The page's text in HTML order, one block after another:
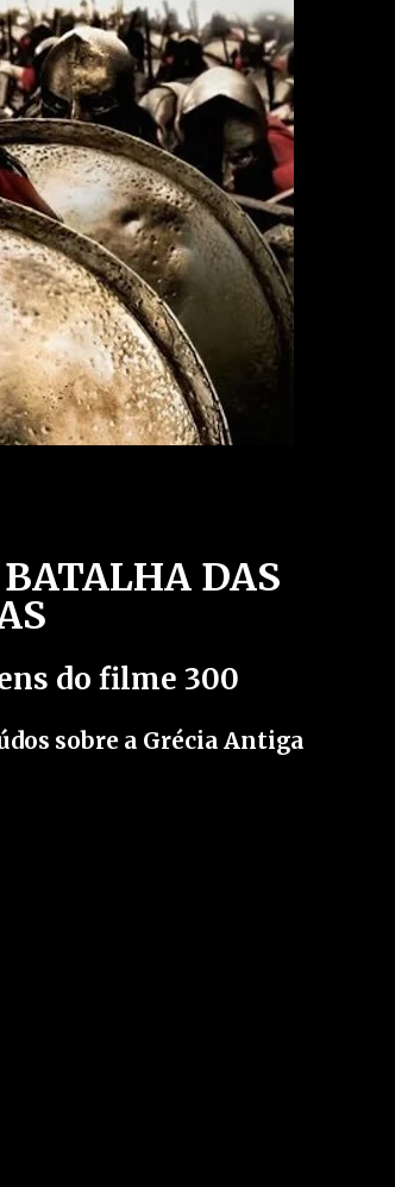
DAS
do filme 300
sobre a Grécia Antiga